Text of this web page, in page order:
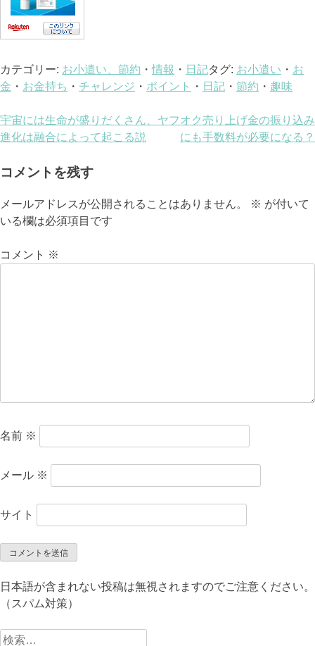
カテゴリー: お小遣い、節約 ・情報 ・ 日記タグ: お小遣い ・ お
金 ・ お金持ち ・ チャレンジ ・ ポイント ・ 日記 ・ 節約 ・ 趣味
投
稿
ナ
ビ
ゲ
ー
宇宙には生命が盛りだくさん、
進化は融合によって起こる説
ヤフオク売り上げ金の振り込み
にも手数料が必要になる？
コメントを残す
メールアドレスが公開されることはありません。 ※ が付いて
いる欄は必須項目です
コメント ※
名前 ※
メール ※
サイト
日本語が含まれない投稿は無視されますのでご注意ください。
（スパム対策）
検